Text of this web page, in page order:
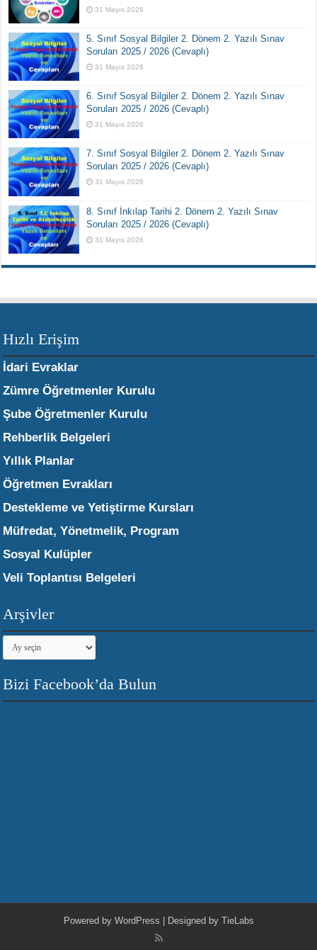
31 Mayıs 2026
5. Sınıf Sosyal Bilgiler 2. Dönem 2. Yazılı Sınav
Soruları 2025 / 2026 (Cevaplı)
31 Mayıs 2026
6. Sınıf Sosyal Bilgiler 2. Dönem 2. Yazılı Sınav
Soruları 2025 / 2026 (Cevaplı)
31 Mayıs 2026
7. Sınıf Sosyal Bilgiler 2. Dönem 2. Yazılı Sınav
Soruları 2025 / 2026 (Cevaplı)
31 Mayıs 2026
8. Sınıf İnkılap Tarihi 2. Dönem 2. Yazılı Sınav
Soruları 2025 / 2026 (Cevaplı)
31 Mayıs 2026
Hızlı Erişim
İdari Evraklar
Zümre Öğretmenler Kurulu
Şube Öğretmenler Kurulu
Rehberlik Belgeleri
Yıllık Planlar
Öğretmen Evrakları
Destekleme ve Yetiştirme Kursları
Müfredat, Yönetmelik, Program
Sosyal Kulüpler
Veli Toplantısı Belgeleri
Arşivler
Arşivler
Bizi Facebook’da Bulun
Powered by WordPress | Designed by TieLabs